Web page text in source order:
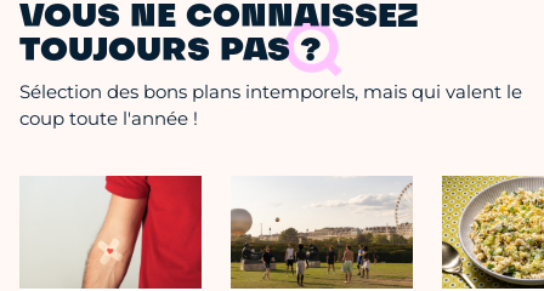
VOUS NE CONNAISSEZ
TOUJOURS PAS ?
Sélection des bons plans intemporels, mais qui valent le
coup toute l'année !